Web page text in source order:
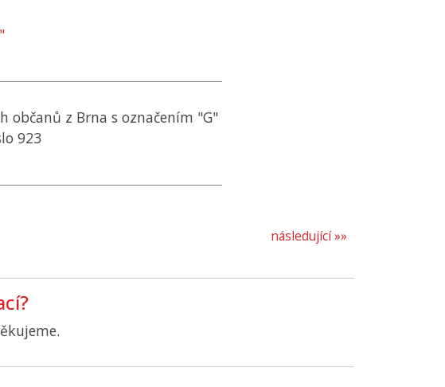
občanů z Brna s označením "G"
923
následující »»